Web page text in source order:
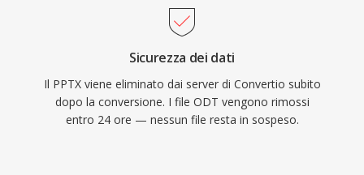
Sicurezza dei dati
Il PPTX viene eliminato dai server di Convertio subito
dopo la conversione. I file ODT vengono rimossi
entro 24 ore — nessun file resta in sospeso.